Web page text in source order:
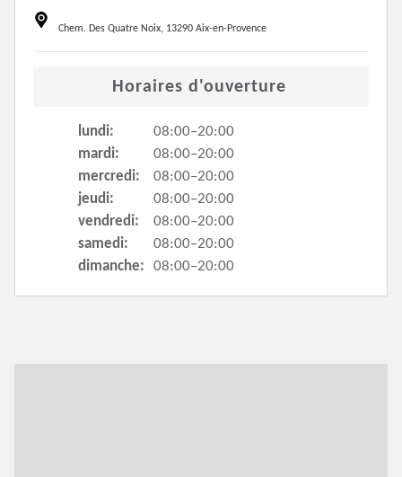
Chem. Des Quatre Noix, 13290 Aix-en-Provence
Horaires d'ouverture
lundi:
08:00–20:00
mardi:
08:00–20:00
mercredi:
08:00–20:00
jeudi:
08:00–20:00
vendredi:
08:00–20:00
samedi:
08:00–20:00
dimanche:
08:00–20:00